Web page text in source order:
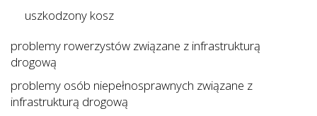
uszkodzony kosz
problemy rowerzystów związane z infrastrukturą
drogową
problemy osób niepełnosprawnych związane z
infrastrukturą drogową